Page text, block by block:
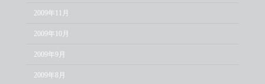
2009年11月
2009年10月
2009年9月
2009年8月